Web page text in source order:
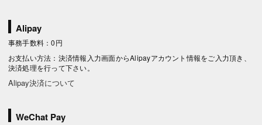
Alipay
事務手数料：0円
お支払い方法：決済情報入力画面からAlipayアカウント情報をご入力頂き、
決済処理を行って下さい。
Alipay決済について
WeChat Pay